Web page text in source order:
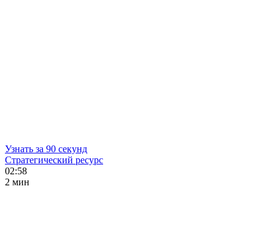
Узнать за 90 секунд
Стратегический ресурс
02:58
2 мин